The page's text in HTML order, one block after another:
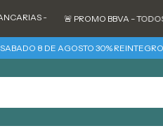
🚨 PROMO BBVA - TODOS LOS
DE AGOSTO 30% REINTEGRO + 3